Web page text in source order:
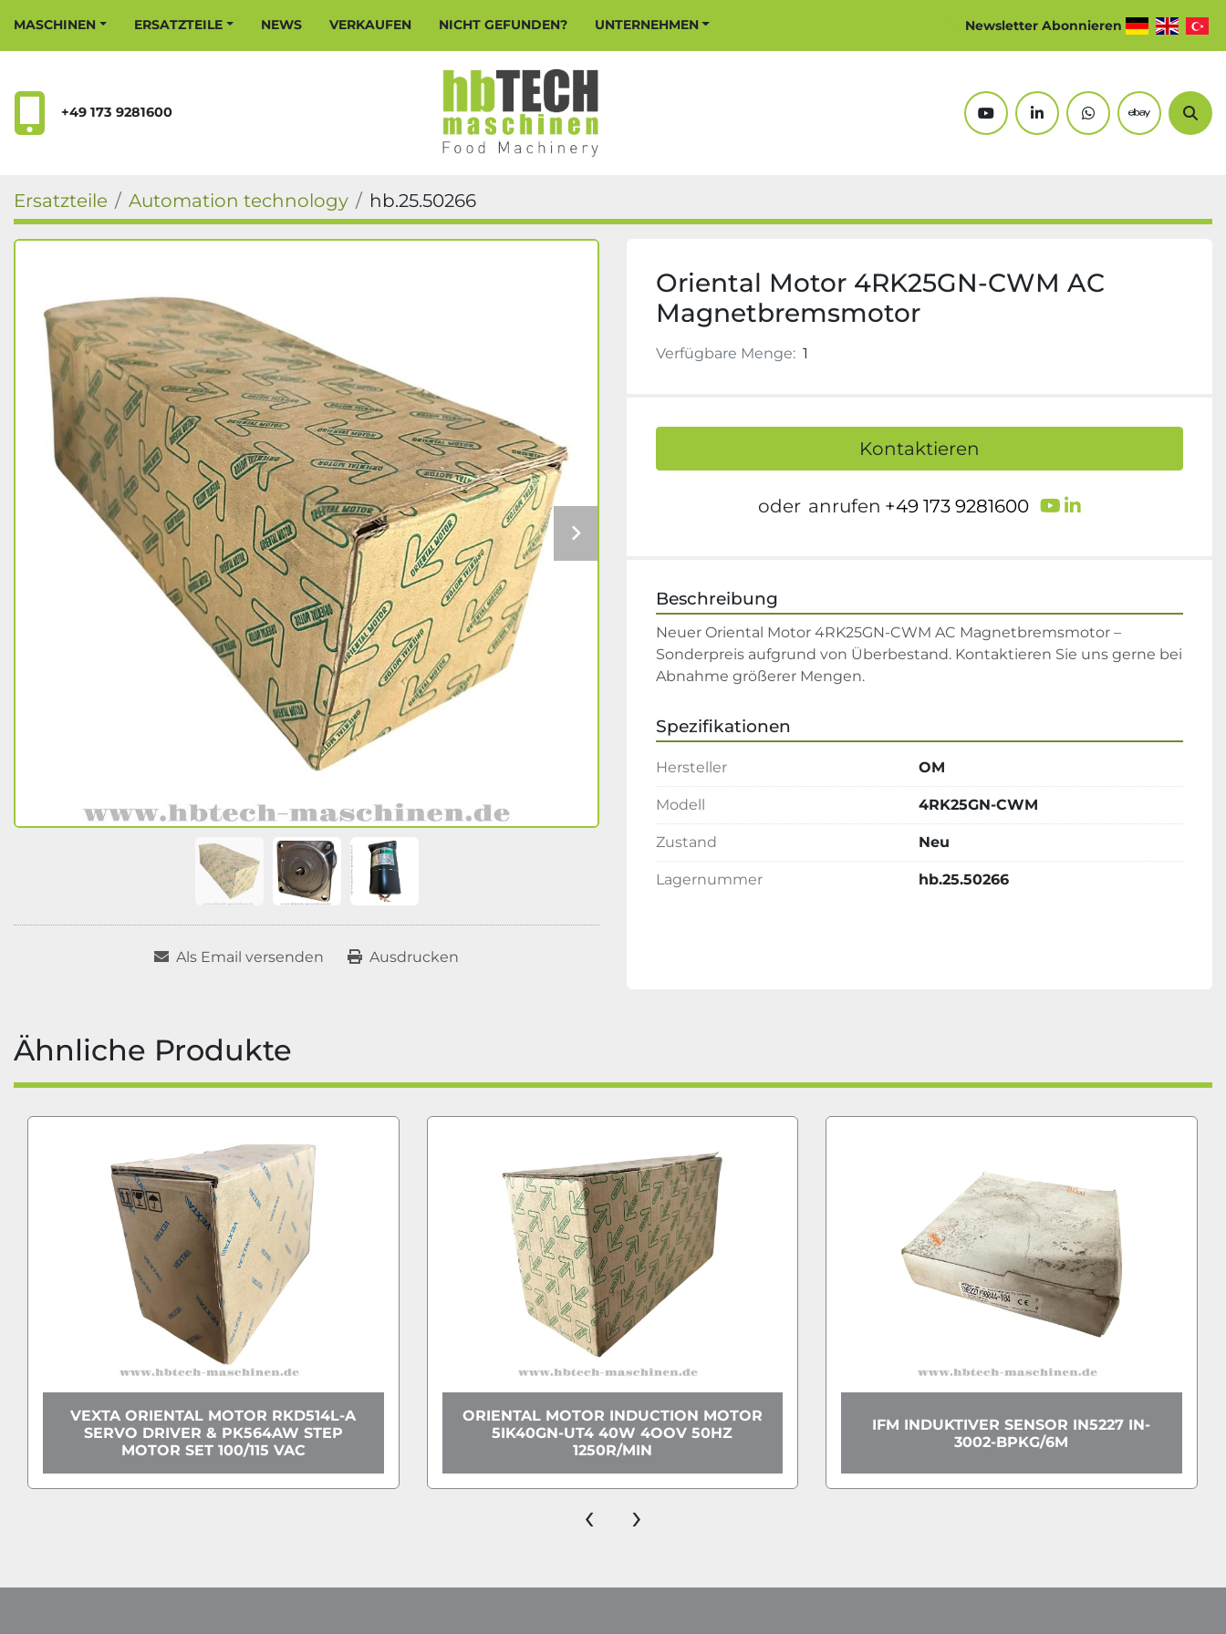
MASCHINEN ERSATZTEILE NEWS VERKAUFEN NICHT GEFUNDEN? UNTERNEHMEN Newsletter Abonnieren
+49 173 9281600
youtubelinkedinwhatsappebay
Ersatzteile Automation technology hb.25.50266
Als Email versenden Ausdrucken
Oriental Motor 4RK25GN-CWM AC
Magnetbremsmotor
Verfügbare Menge: 1
Kontaktieren
oder anrufen +49 173 9281600 youtube
linkedin
Beschreibung
Neuer Oriental Motor 4RK25GN-CWM AC Magnetbremsmotor –
Sonderpreis aufgrund von Überbestand. Kontaktieren Sie uns gerne bei
Abnahme größerer Mengen.
Spezifikationen
Hersteller OM
Modell 4RK25GN-CWM
Zustand Neu
Lagernummer hb.25.50266
Ähnliche Produkte
VEXTA ORIENTAL MOTOR RKD514L-A
SERVO DRIVER & PK564AW STEP
MOTOR SET 100/115 VAC
ORIENTAL MOTOR INDUCTION MOTOR
5IK40GN-UT4 40W 4OOV 50HZ
1250R/MIN
IFM INDUKTIVER SENSOR IN5227 IN-
3002-BPKG/6M
‹ ›